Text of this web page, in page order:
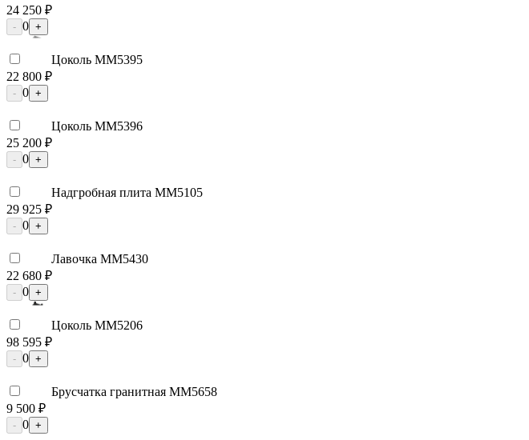
24 250 ₽
- 0 +
Цоколь ММ5395
22 800 ₽
- 0 +
Цоколь ММ5396
25 200 ₽
- 0 +
Надгробная плита ММ5105
29 925 ₽
- 0 +
Лавочка ММ5430
22 680 ₽
- 0 +
Цоколь ММ5206
98 595 ₽
- 0 +
Брусчатка гранитная ММ5658
9 500 ₽
- 0 +